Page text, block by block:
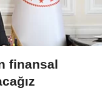
finansal